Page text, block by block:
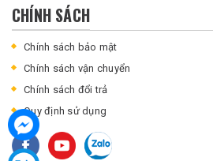
CHÍNH SÁCH
Chính sách bảo mật
Chính sách vận chuyển
Chính sách đổi trả
Quy định sử dụng